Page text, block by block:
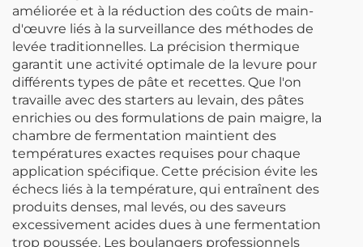
améliorée et à la réduction des coûts de main-
d'œuvre liés à la surveillance des méthodes de
levée traditionnelles. La précision thermique
garantit une activité optimale de la levure pour
différents types de pâte et recettes. Que l'on
travaille avec des starters au levain, des pâtes
enrichies ou des formulations de pain maigre, la
chambre de fermentation maintient des
températures exactes requises pour chaque
application spécifique. Cette précision évite les
échecs liés à la température, qui entraînent des
produits denses, mal levés, ou des saveurs
excessivement acides dues à une fermentation
trop poussée. Les boulangers professionnels